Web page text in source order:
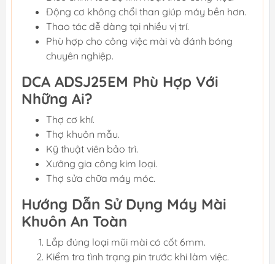
Động cơ không chổi than giúp máy bền hơn.
Thao tác dễ dàng tại nhiều vị trí.
Phù hợp cho công việc mài và đánh bóng
chuyên nghiệp.
DCA ADSJ25EM Phù Hợp Với
Những Ai?
Thợ cơ khí.
Thợ khuôn mẫu.
Kỹ thuật viên bảo trì.
Xưởng gia công kim loại.
Thợ sửa chữa máy móc.
Hướng Dẫn Sử Dụng Máy Mài
Khuôn An Toàn
Lắp đúng loại mũi mài có cốt 6mm.
Kiểm tra tình trạng pin trước khi làm việc.